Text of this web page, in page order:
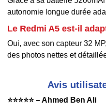
autonomie longue durée
Le Redmi A5 est-il
Oui, avec son capteur 32
des photos nettes et
Avis
⭐️⭐️⭐️⭐️⭐️ – Ahmed Ben Ali